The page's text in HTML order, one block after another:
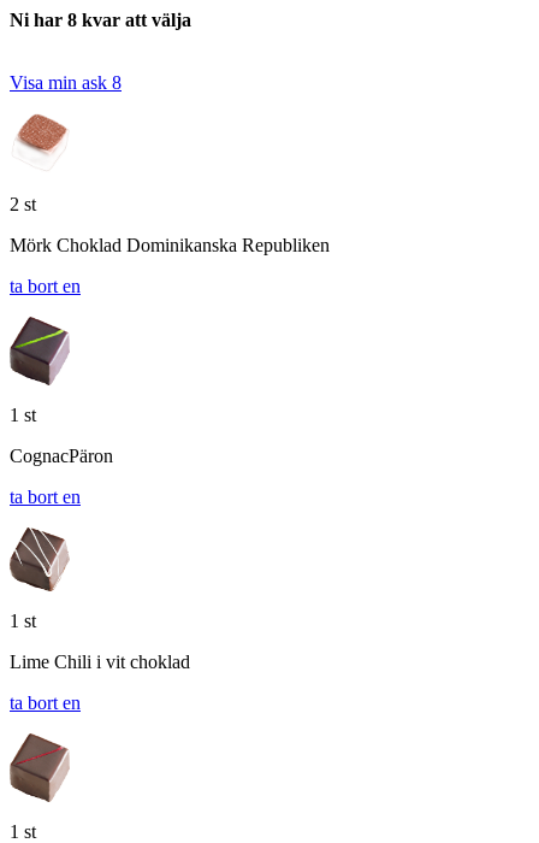
Ni har 8 kvar att välja
Visa min ask 8
2 st
Mörk Choklad Dominikanska Republiken
ta bort en
1 st
CognacPäron
ta bort en
1 st
Lime Chili i vit choklad
ta bort en
1 st